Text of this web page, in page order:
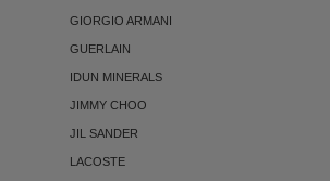
GIORGIO ARMANI
GUERLAIN
IDUN MINERALS
JIMMY CHOO
JIL SANDER
LACOSTE